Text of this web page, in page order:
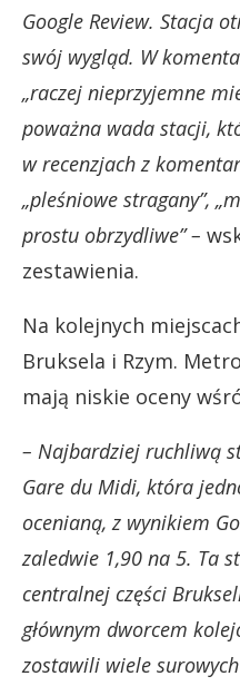
Google Review. Stacja
swój wygląd. W
„raczej nieprzyjemne
poważna wada stacji,
w recenzjach z
„pleśniowe stragany”,
prostu obrzydliwe” –
zestawienia.
Na kolejnych
Bruksela i Rzym.
mają niskie oceny
– Najbardziej ruchliwą
Gare du Midi, która
ocenianą, z wynikiem
zaledwie 1,90 na 5. Ta
centralnej części
głównym dworcem
zostawili wiele